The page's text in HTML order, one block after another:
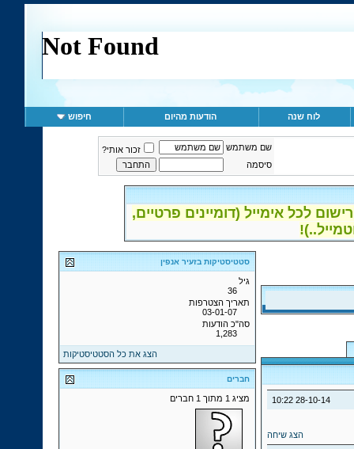
לוח שנה הודעות מהיום חיפוש
שם משתמש
זכור אותי?
סיסמה
לכל אימייל (דומיינים פרטיים,
28-10-14
10:22
הצג שיחה
סטטיסטיקות בזעיר אנפין
גיל
36
תאריך הצטרפות
03-01-07
סה"כ הודעות
1,283
הצג את כל הסטטיסטיקות
חברים
מציג 1 מתוך 1 חברים